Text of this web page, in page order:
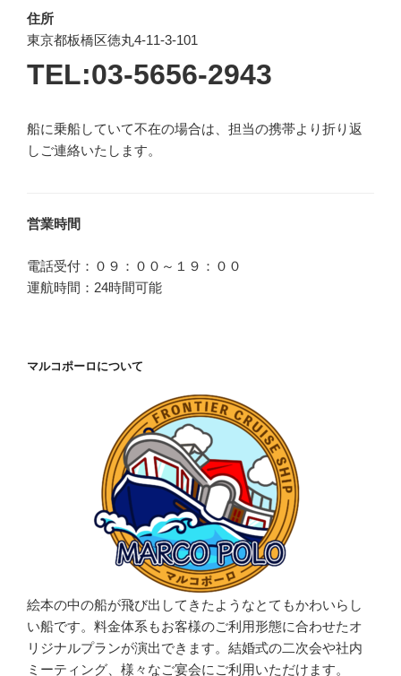
住所
東京都板橋区徳丸4-11-3-101
TEL:03-5656-2943
船に乗船していて不在の場合は、担当の携帯より折り返
しご連絡いたします。
営業時間
電話受付：０９：００～１９：００
運航時間：24時間可能
マルコポーロについて
絵本の中の船が飛び出してきたようなとてもかわいらし
い船です。料金体系もお客様のご利用形態に合わせたオ
リジナルプランが演出できます。結婚式の二次会や社内
ミーティング、様々なご宴会にご利用いただけます。